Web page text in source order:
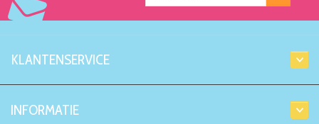
KLANTENSERVICE
INFORMATIE